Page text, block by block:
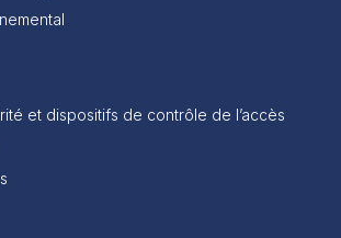
et dispositifs de contrôle de l’accès